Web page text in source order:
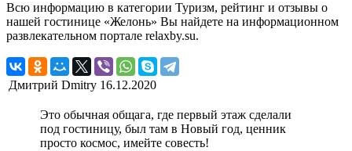
Всю информацию в категории Туризм, рейтинг и отзывы о
нашей гостинице «Желонь» Вы найдете на информационном
развлекательном портале relaxby.su.
Дмитрий Dmitry 16.12.2020
Это обычная общага, где первый этаж сделали
под гостиницу, был там в Новый год, ценник
просто космос, имейте совесть!